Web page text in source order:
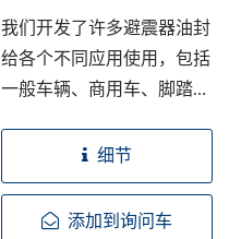
我们开发了许多避震器油封
给各个不同应用使用，包括
一般车辆、商用车、脚踏车
殊开发的材质与设计，在轴
进行往复式动作时，防止减
少中的液体/气体漏出，并
细节
添加到询问车